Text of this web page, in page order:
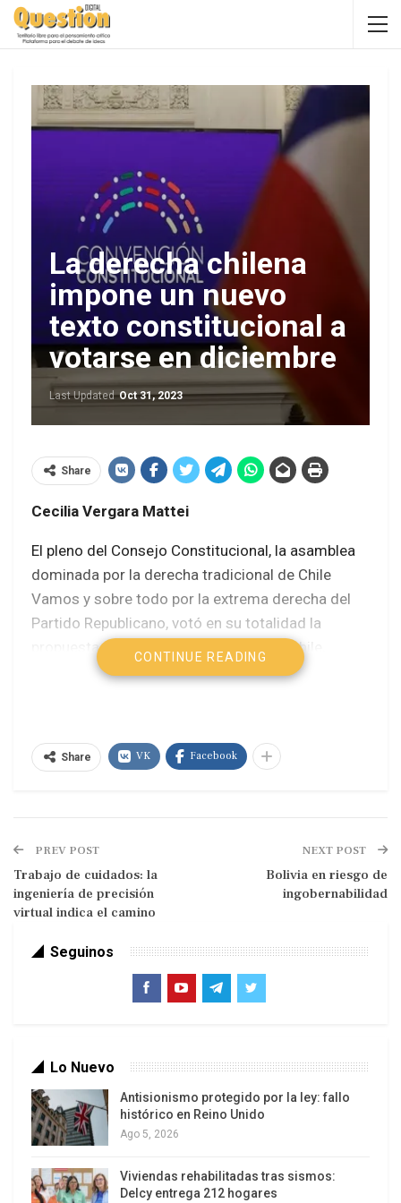
La derecha chilena
impone un nuevo
texto constitucional a
votarse en diciembre
Last UpdatedOct 31, 2023
Share
Cecilia Vergara Mattei
El pleno del Consejo Constitucional, la asamblea
dominada por la derecha tradicional de Chile
Vamos y sobre todo por la extrema derecha del
Partido Republicano, votó en su totalidad la
propuesta de nueva Constitución para Chile,
proceso que finalizará con el plebiscito de salida
17 votos en contra y ninguna abstención, la
aspiraciones y valores de la sociedad chilena.
Este logro representa el resultado de un arduo
trabajo que ha cobrado vida desde el estallido
popular de octubre de 2019, un movimiento que
ha impulsado dos procesos constitucionales en
CONTINUE READING
Share VK Facebook
PREV POST
Trabajo de cuidados: la
ingeniería de precisión
virtual indica el camino
NEXT POST
Bolivia en riesgo de
ingobernabilidad
Seguinos
Lo Nuevo
Antisionismo protegido por la ley: fallo
histórico en Reino Unido
Ago 5, 2026
Viviendas rehabilitadas tras sismos:
Delcy entrega 212 hogares